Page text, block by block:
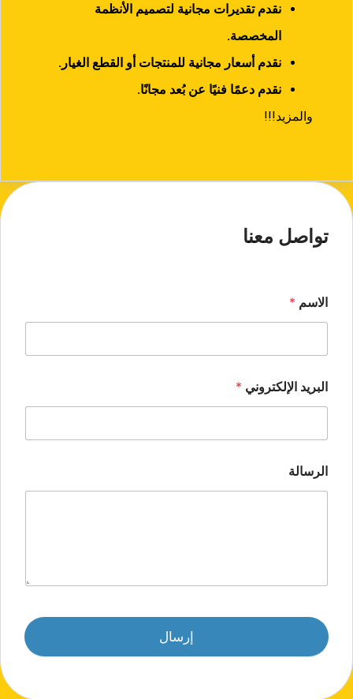
نقدم تقديرات مجانية لتصميم الأنظمة
المخصصة.
نقدم أسعار مجانية للمنتجات أو القطع الغيار.
نقدم دعمًا فنيًا عن بُعد مجانًا.
والمزيد!!!
تواصل معنا
الاسم *
البريد الإلكتروني *
الرسالة
إرسال